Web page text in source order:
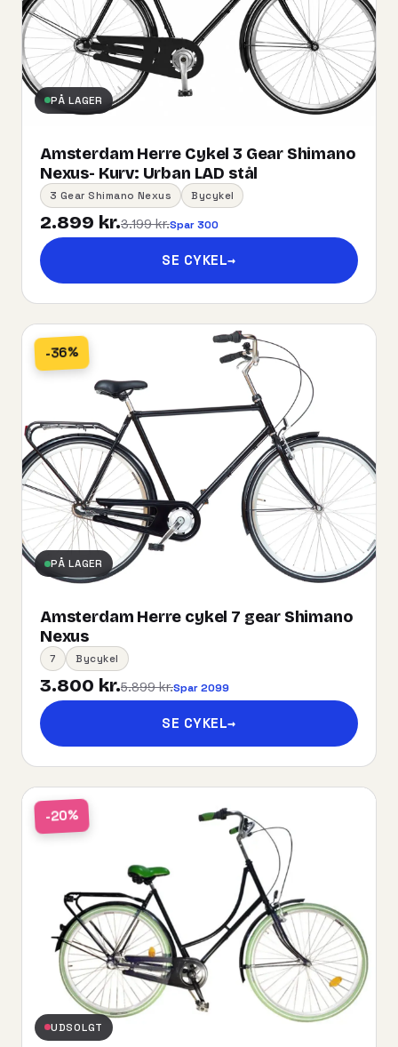
PÅ LAGER
Amsterdam Herre Cykel 3 Gear Shimano
Nexus- Kurv:​ ​Urban​ ​LAD​ ​stål
3 Gear Shimano Nexus Bycykel
2.899 kr.3.199 kr.Spar 300
SE CYKEL→
-36%
PÅ LAGER
Amsterdam Herre cykel 7 gear Shimano
Nexus
7 Bycykel
3.800 kr.5.899 kr.Spar 2099
SE CYKEL→
-20%
UDSOLGT